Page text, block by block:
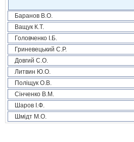
Баранов В.О.
Ващук К.Т.
Головченко І.Б.
Гриневецький С.Р.
Довгий С.О.
Литвин Ю.О.
Поліщук О.В.
Сінченко В.М.
Шаров І.Ф.
Шмідт М.О.